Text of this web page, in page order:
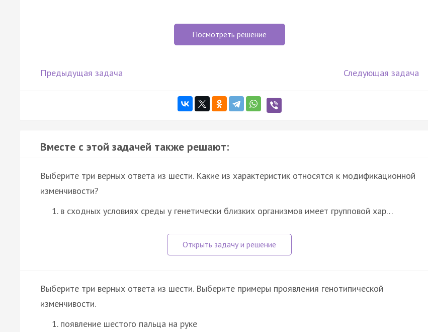
Посмотреть решение
Предыдущая задача Следующая задача
Вместе с этой задачей также решают:
Выберите три верных ответа из шести. Какие из характеристик относятся к модификационной
изменчивости?
в сходных условиях среды у генетически близких организмов имеет групповой хар…
Выберите три верных ответа из шести. Выберите примеры проявления генотипической
изменчивости.
появление шестого пальца на руке